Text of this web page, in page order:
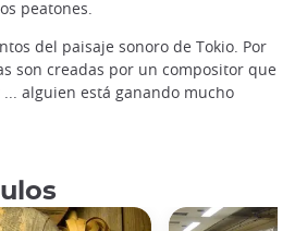
peatones.
del paisaje sonoro de Tokio. Por
son creadas por un compositor que
alguien está ganando mucho